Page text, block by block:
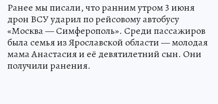
Ранее мы писали, что ранним утром 3 июня
дрон ВСУ ударил по рейсовому автобусу
«Москва — Симферополь». Среди пассажиров
была семья из Ярославской области — молодая
мама Анастасия и её девятилетний сын. Они
получили ранения.